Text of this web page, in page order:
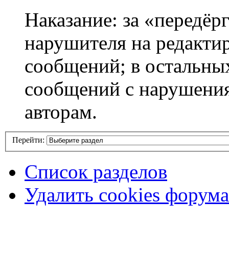
Наказание: за
нарушителя на
сообщений; в
сообщений с
авторам.
Перейти:
Список разделов
Удалить cookies форума